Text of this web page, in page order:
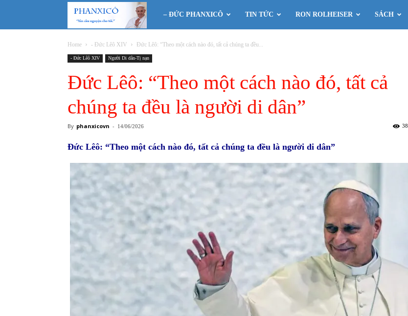
Phanxicô
– ĐỨC PHANXICÔ TIN TỨC RON ROLHEISER SÁCH
Home - Đức Lêô XIV Đức Lêô: “Theo một cách nào đó, tất cả chúng ta đều...
- Đức Lêô XIV Người Di dân-Tị nạn
Đức Lêô: “Theo một cách nào đó, tất cả
chúng ta đều là người di dân”
By phanxicovn - 14/06/2026 38
Đức Lêô: “Theo một cách nào đó, tất cả chúng ta đều là người di dân”